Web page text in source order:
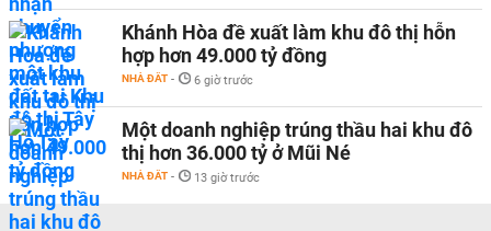
Khánh Hòa đề xuất làm khu đô thị hỗn
hợp hơn 49.000 tỷ đồng
NHÀ ĐẤT - 6 giờ trước
Một doanh nghiệp trúng thầu hai khu đô
thị hơn 36.000 tỷ ở Mũi Né
NHÀ ĐẤT - 13 giờ trước